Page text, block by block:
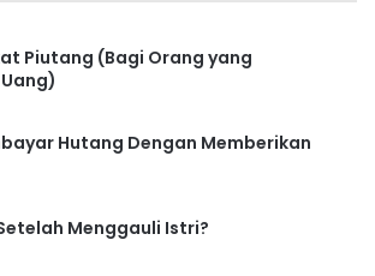
Piutang (Bagi Orang yang
Hutang Dengan Memberikan
Menggauli Istri?